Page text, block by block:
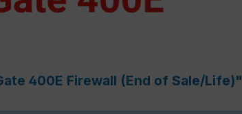
400E Firewall (End of Sale/Life)"